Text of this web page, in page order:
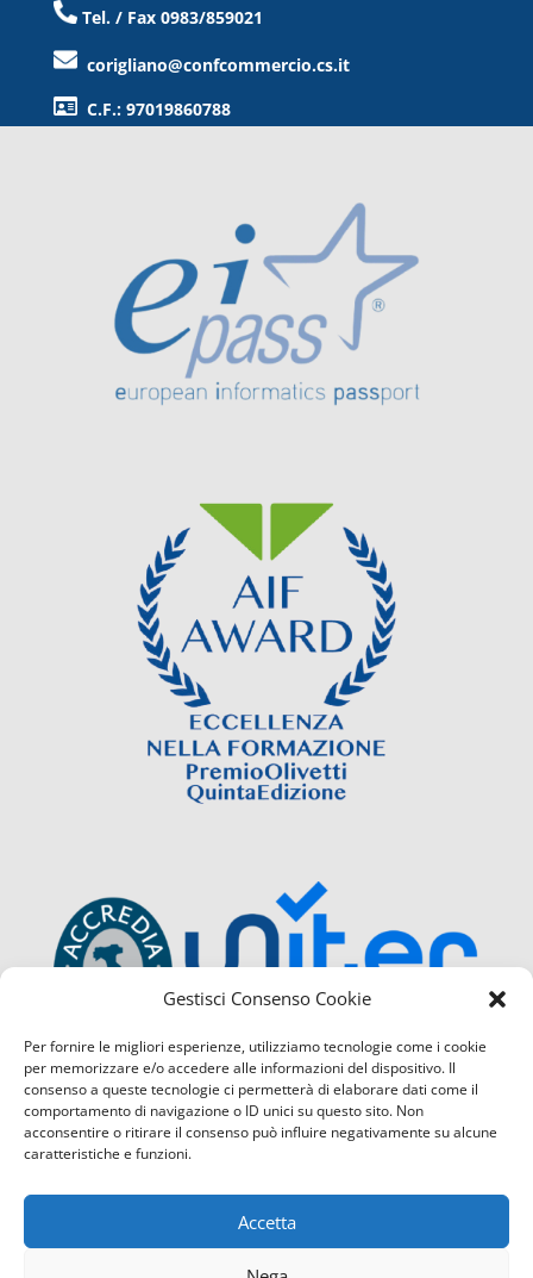
Gestisci Consenso Cookie
Per fornire le migliori esperienze, utilizziamo tecnologie come i cookie
per memorizzare e/o accedere alle informazioni del dispositivo. Il
consenso a queste tecnologie ci permetterà di elaborare dati come il
comportamento di navigazione o ID unici su questo sito. Non
acconsentire o ritirare il consenso può influire negativamente su alcune
caratteristiche e funzioni.
Accetta
Tel. / Fax 0983/859021
corigliano@confcommercio.cs.it
C.F.: 97019860788